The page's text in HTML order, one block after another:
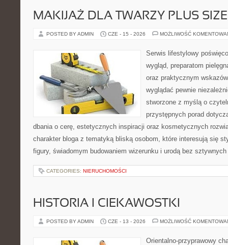
MAKIJAŻ DLA TWARZY PLUS SIZE
POSTED BY ADMIN CZE - 15 - 2026 MOŻLIWOŚĆ
Serwis lifestylowy
wygląd, preparatom
oraz praktycznym
wyglądać pewnie
stworzone z myślą o
przystępnych porad
dbania o cerę, estetycznych inspiracji oraz kosmetycznych
charakter bloga z tematyką bliską osobom, które interesują się
figury, świadomym budowaniem wizerunku i urodą bez
CATEGORIES: NIERUCHOMOŚCI
HISTORIA I CIEKAWOSTKI
POSTED BY ADMIN CZE - 13 - 2026 MOŻLIWOŚĆ
Orientalno-przyprawowy